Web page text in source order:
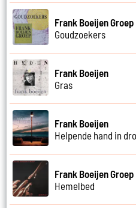
Frank Boeijen Groep
Goudzoekers
Frank Boeijen
Gras
Frank Boeijen
Helpende hand in
Frank Boeijen Groep
Hemelbed